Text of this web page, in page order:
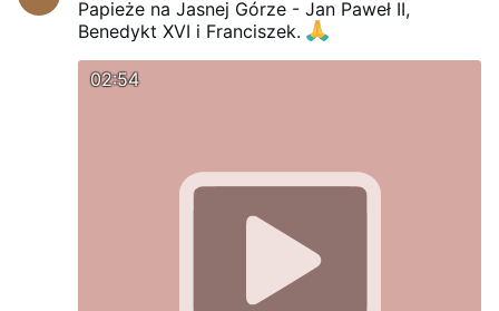
Papieże na Jasnej Górze - Jan Paweł II,
Benedykt XVI i Franciszek.
02:54